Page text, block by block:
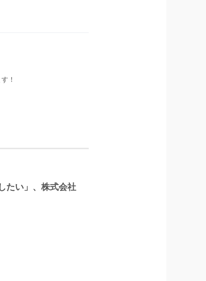
！
たい」、株式会社